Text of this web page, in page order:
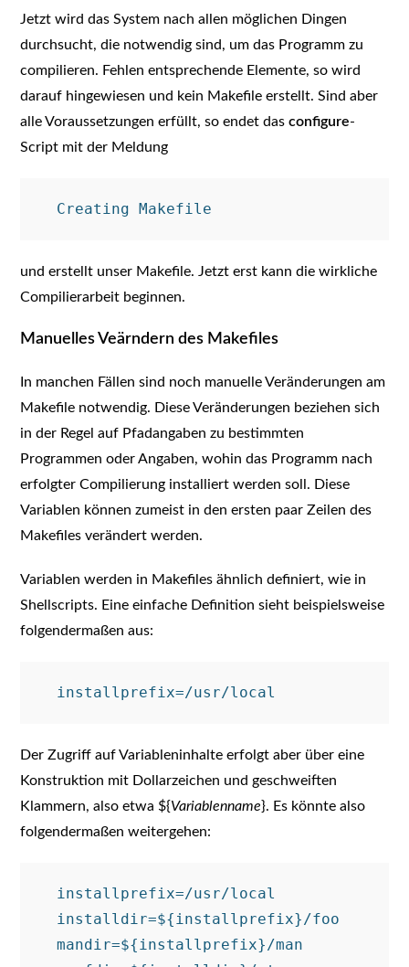
Jetzt wird das System nach allen möglichen Dingen
durchsucht, die notwendig sind, um das Programm zu
compilieren. Fehlen entsprechende Elemente, so wird
darauf hingewiesen und kein Makefile erstellt. Sind aber
alle Voraussetzungen erfüllt, so endet dasconfigure-
Script mit der Meldung
und erstellt unser Makefile. Jetzt erst kann die wirkliche
Compilierarbeit beginnen.
Manuelles Veärndern des Makefiles
In manchen Fällen sind noch manuelle Veränderungen am
Makefile notwendig. Diese Veränderungen beziehen sich
in der Regel auf Pfadangaben zu bestimmten
Programmen oder Angaben, wohin das Programm nach
erfolgter Compilierung installiert werden soll. Diese
Variablen können zumeist in den ersten paar Zeilen des
Makefiles verändert werden.
Variablen werden in Makefiles ähnlich definiert, wie in
Shellscripts. Eine einfache Definition sieht beispielsweise
folgendermaßen aus:
Der Zugriff auf Variableninhalte erfolgt aber über eine
Konstruktion mit Dollarzeichen und geschweiften
Klammern, also etwa ${Variablenname}. Es könnte also
folgendermaßen weitergehen:
  mandir=${installprefix}/man